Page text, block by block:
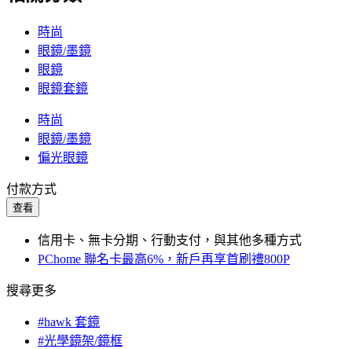
時尚
眼鏡/墨鏡
眼鏡
眼鏡套鏡
時尚
眼鏡/墨鏡
偏光眼鏡
付款方式
查看
信用卡、無卡分期、行動支付，與其他多種方式
PChome 聯名卡最高6%，新戶再享首刷禮800P
搜尋更多
#hawk 套鏡
#光學鏡架/鏡框